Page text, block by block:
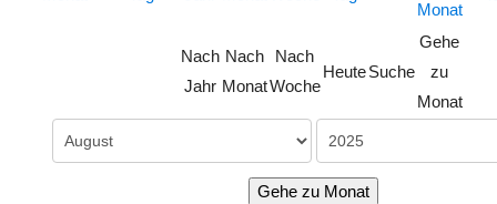
Nach
Jahr
Nach
Monat
Nach
Woche
HeuteSuche
Gehe
zu
Monat
Gehe zu Monat